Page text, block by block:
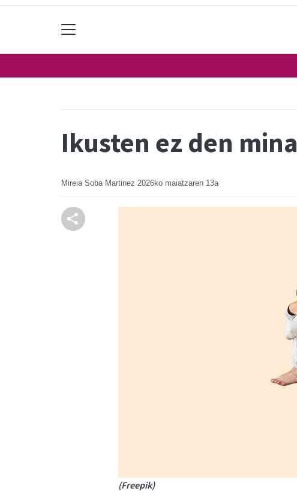
Ikusten ez den mina
Mireia Soba Martinez 2026ko maiatzaren 13a
(Freepik)